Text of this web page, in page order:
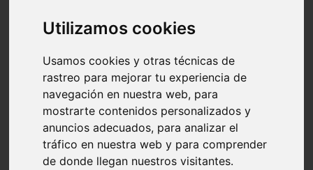
Utilizamos cookies
Usamos cookies y otras técnicas de
rastreo para mejorar tu experiencia de
navegación en nuestra web, para
mostrarte contenidos personalizados y
anuncios adecuados, para analizar el
tráfico en nuestra web y para comprender
de donde llegan nuestros visitantes.
Málaga - nerja
Girona - blanes
Málaga - marbella
Asturias - gijón
Girona - figueres
Alicante - santa-pola
Almería - roquetas-de-mar
Girona - tossa-de-mar
Barcelona - sant-cugat-del-vallès